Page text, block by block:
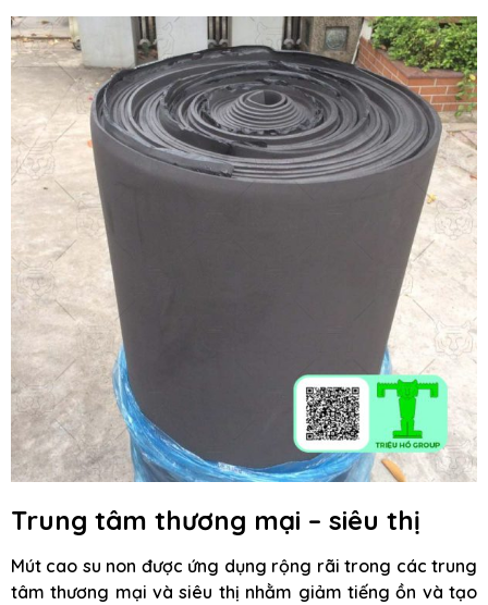
Trung tâm thương mại – siêu thị
Mút cao su non được ứng dụng rộng rãi trong các trung
tâm thương mại và siêu thị nhằm giảm tiếng ồn và tạo